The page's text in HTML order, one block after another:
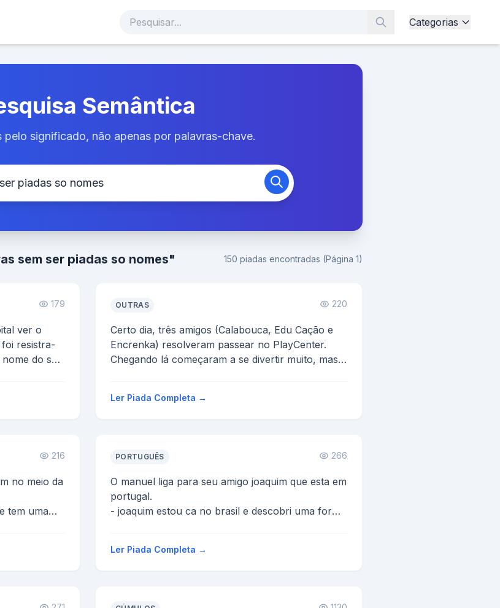
Categorias
Semântica
pelo significado, não apenas por palavras-chave.
sem ser piadas so nomes" 150 piadas encontradas (Página 1)
179
ver o
resistra-
do seu
OUTRAS 220
Certo dia, três amigos (Calabouca, Edu Cação e
Encrenka) resolveram passear no PlayCenter.
Chegando lá começaram a se divertir muito, mas
Ler Piada Completa →
216
no meio da
tem uma
PORTUGUÊS 266
O manuel liga para seu amigo joaquim que esta em
portugal.
- joaquim estou ca no brasil e descobri uma forma
Ler Piada Completa →